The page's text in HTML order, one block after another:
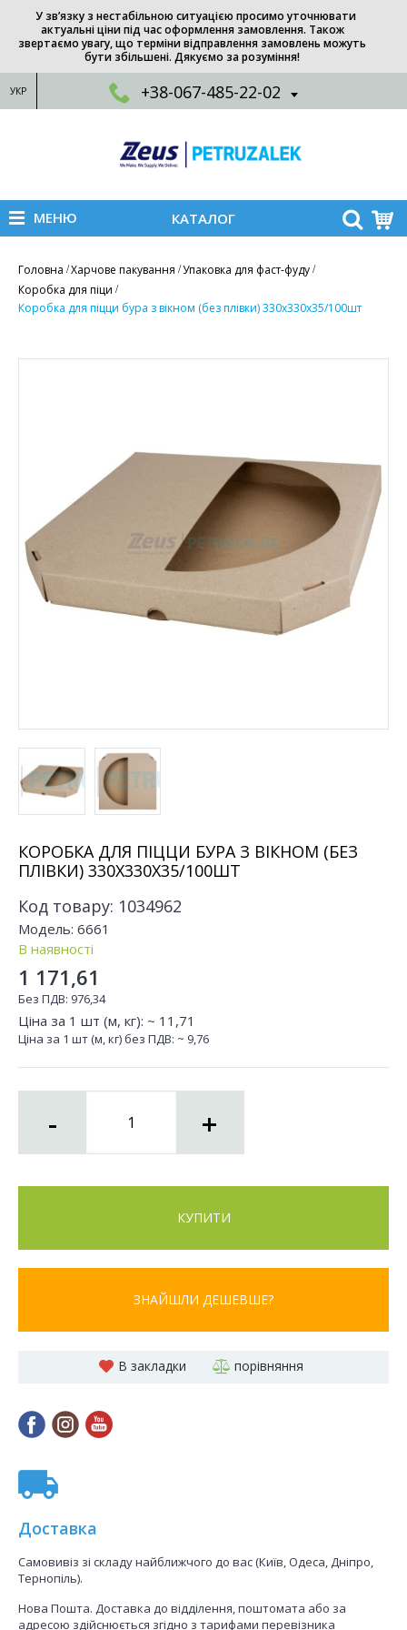
У зв’язку з нестабільною ситуацією просимо уточнювати
актуальні ціни під час оформлення замовлення. Також
звертаємо увагу, що терміни відправлення замовлень можуть
бути збільшені. Дякуємо за розуміння!
УКР +38-067-485-22-02
МЕНЮ КАТАЛОГ
Головна Харчове пакування Упаковка для фаст-фуду
Коробка для піци
Коробка для піцци бура з вiкном (без плівки) 330х330х35/100шт
КОРОБКА ДЛЯ ПІЦЦИ БУРА З ВIКНОМ (БЕЗ
ПЛІВКИ) 330Х330Х35/100ШТ
Код товару: 1034962
Модель: 6661
В наявності
1 171,61
Без ПДВ: 976,34
Ціна за 1 шт (м, кг): ~ 11,71
Ціна за 1 шт (м, кг) без ПДВ: ~ 9,76
- +
КУПИТИ
ЗНАЙШЛИ ДЕШЕВШЕ?
В закладки порівняння
Доставка
Самовивіз зі складу найближчого до вас (Київ, Одеса, Дніпро,
Тернопіль).
Нова Пошта. Доставка до відділення, поштомата або за
адресою здійснюється згідно з тарифами перевізника